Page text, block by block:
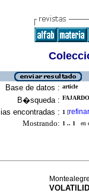
Base de datos : article
B�squeda :
encontradas : 1 [refinar
Mostrando: 1 .. 1 en